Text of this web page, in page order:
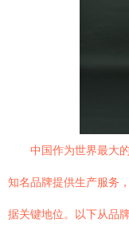
中国作为世界最大
知名品牌提供生产服务
据关键地位。以下从品